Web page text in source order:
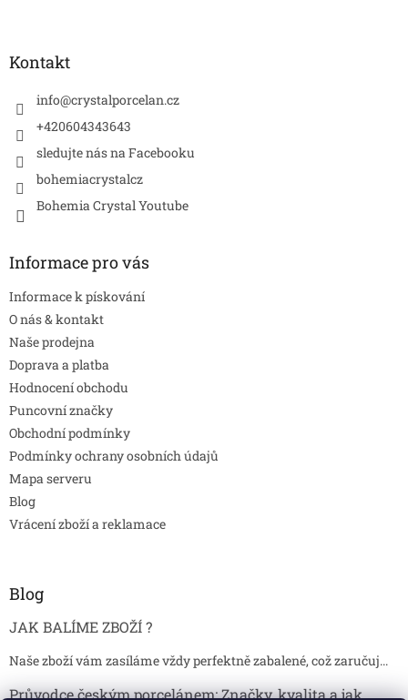
Kontakt
info@crystalporcelan.cz
+420604343643
sledujte nás na Facebooku
bohemiacrystalcz
Bohemia Crystal Youtube
Informace pro vás
Informace k pískování
O nás & kontakt
Naše prodejna
Doprava a platba
Hodnocení obchodu
Puncovní značky
Obchodní podmínky
Podmínky ochrany osobních údajů
Mapa serveru
Blog
Vrácení zboží a reklamace
Blog
JAK BALÍME ZBOŽÍ ?
Naše zboží vám zasíláme vždy perfektně zabalené, což zaručuj...
Průvodce českým porcelánem: Značky, kvalita a jak